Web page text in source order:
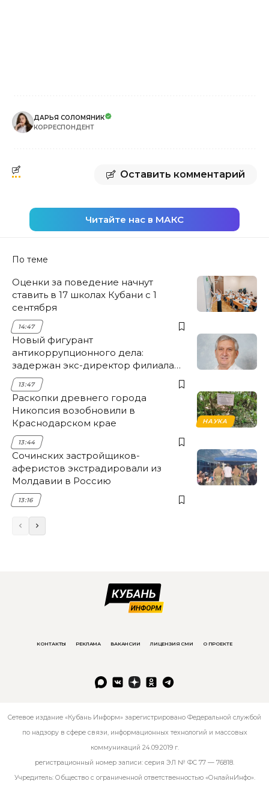
ДАРЬЯ СОЛОМЯНИК
КОРРЕСПОНДЕНТ
Оставить комментарий
Читайте нас в МАКС
По теме
Оценки за поведение начнут
ставить в 17 школах Кубани с 1
сентября
14:47
Новый фигурант
антикоррупционного дела:
задержан экс-директор филиала
НЭСК Крымска
13:47
НАУКА
Раскопки древнего города
Никопсия возобновили в
Краснодарском крае
13:44
Сочинских застройщиков-
аферистов экстрадировали из
Молдавии в Россию
13:16
КОНТАКТЫ РЕКЛАМА ВАКАНСИИ ЛИЦЕНЗИЯ СМИ О ПРОЕКТЕ
Сетевое издание «Кубань Информ» зарегистрировано Федеральной службой
по надзору в сфере связи, информационных технологий и массовых
коммуникаций 24.09.2019 г.
регистрационный номер записи: серия ЭЛ № ФС 77 — 76818.
Учредитель: Общество с ограниченной ответственностью «ОнлайнИнфо».